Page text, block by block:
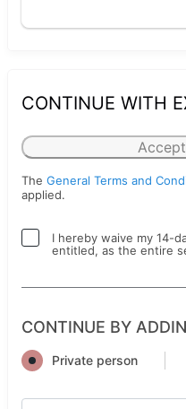
CONTINUE WITH
The General Terms and
applied.
I hereby waive my 14-
entitled, as the entire
CONTINUE BY
Private person